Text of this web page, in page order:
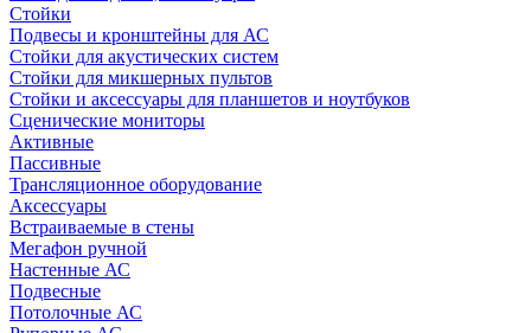
Стойки
Подвесы и кронштейны для АС
Стойки для акустических систем
Стойки для микшерных пультов
Стойки и аксессуары для планшетов и ноутбуков
Сценические мониторы
Активные
Пассивные
Трансляционное оборудование
Аксессуары
Встраиваемые в стены
Мегафон ручной
Настенные АС
Подвесные
Потолочные АС